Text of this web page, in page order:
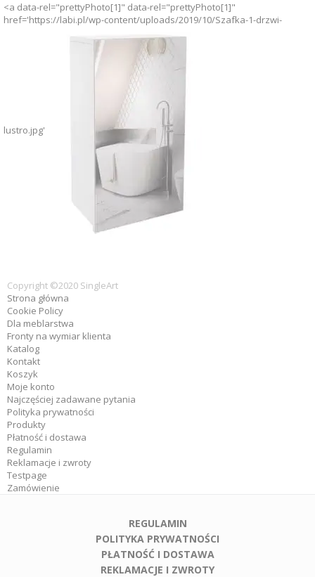
<a data-rel="prettyPhoto[1]" data-rel="prettyPhoto[1]"
href='https://labi.pl/wp-content/uploads/2019/10/Szafka-1-drzwi-
lustro.jpg'
Copyright ©2020 SingleArt
Strona główna
Cookie Policy
Dla meblarstwa
Fronty na wymiar klienta
Katalog
Kontakt
Koszyk
Moje konto
Najczęściej zadawane pytania
Polityka prywatności
Produkty
Płatność i dostawa
Regulamin
Reklamacje i zwroty
Testpage
Zamówienie
REGULAMIN
POLITYKA PRYWATNOŚCI
PŁATNOŚĆ I DOSTAWA
REKLAMACJE I ZWROTY